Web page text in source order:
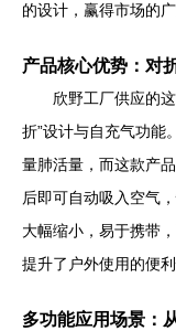
的设计，赢得市场的广
产品核心优势：对
欣野工厂供应的
折”设计与自充气功能
量肺活量，而这款产
后即可自动吸入空气
大幅缩小，易于携带
提升了户外使用的便利
多功能应用场景：